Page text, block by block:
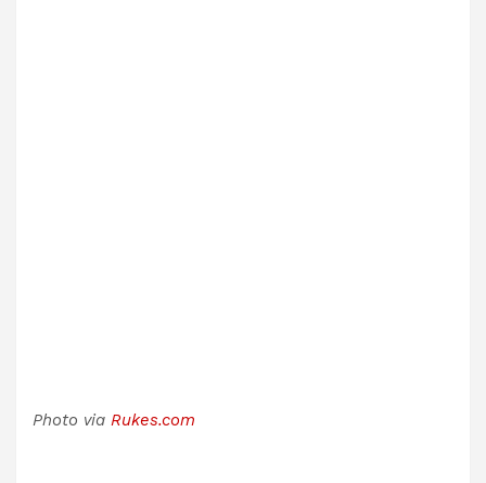
Photo via Rukes.com